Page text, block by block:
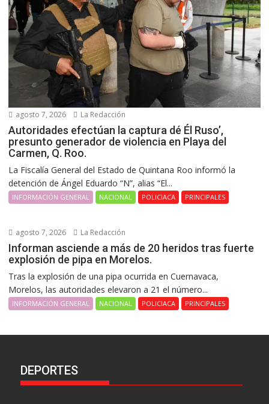
agosto 7, 2026 La Redacción
Autoridades efectúan la captura dé Él Ruso’,
presunto generador de violencia en Playa del
Carmen, Q. Roo.
La Fiscalía General del Estado de Quintana Roo informó la
detención de Ángel Eduardo “N”, alias “El...
INFORMACIÓN GENERAL NACIONAL POLICIACA PRINCIPALES
agosto 7, 2026 La Redacción
Informan asciende a más de 20 heridos tras fuerte
explosión de pipa en Morelos.
Tras la explosión de una pipa ocurrida en Cuernavaca,
Morelos, las autoridades elevaron a 21 el número...
INFORMACIÓN GENERAL NACIONAL POLICIACA PRINCIPALES
DEPORTES